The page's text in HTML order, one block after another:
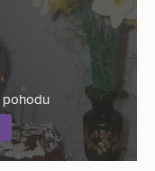
pohodu